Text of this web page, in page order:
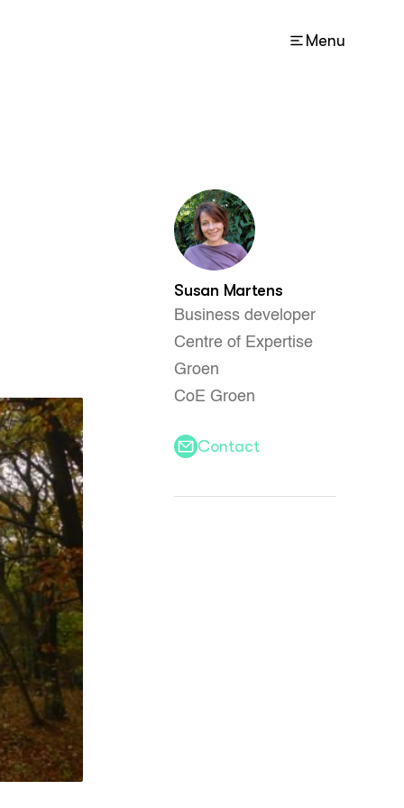
Menu
Susan Martens
Business developer
Centre of Expertise
Groen
CoE Groen
Contact